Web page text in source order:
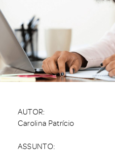
AUTOR:
Carolina Patrício
ASSUNTO: